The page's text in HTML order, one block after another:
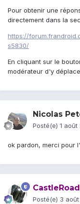
Pour obtenir une
directement dans la
https://
s5830/
En cliquant sur le
modérateur d'y
Nicolas
Posté(e) 1 août
ok pardon, merci pour
CastleRoad
Posté(e) 3 août